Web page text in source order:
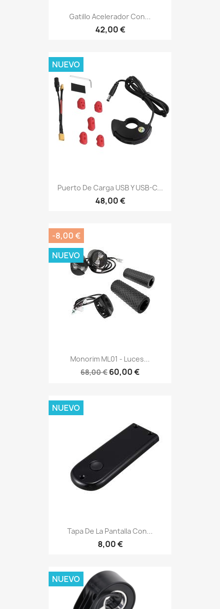
Gatillo Acelerador Con...
42,00 €
Puerto De Carga USB Y USB-C...
48,00 €
NUEVO
Monorim ML01 - Luces...
68,00 € 60,00 €
-8,00 €
NUEVO
Tapa De La Pantalla Con...
8,00 €
NUEVO
NUEVO